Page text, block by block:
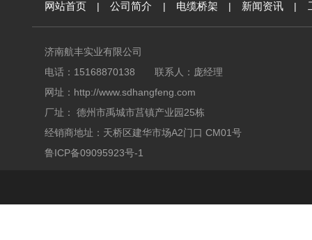
网站首页 | 公司简介 | 电缆桥架 | 新闻资讯 |
济南航丰实业有限公司
电话：15168870138 联系人：庞经理
网址： http://www.sdhangfeng.com
厂址： 德州市禹城市莒镇产业园25栋
经销商地址：天桥区建华市场A2门口 CM01号
鲁ICP备09095923号-1